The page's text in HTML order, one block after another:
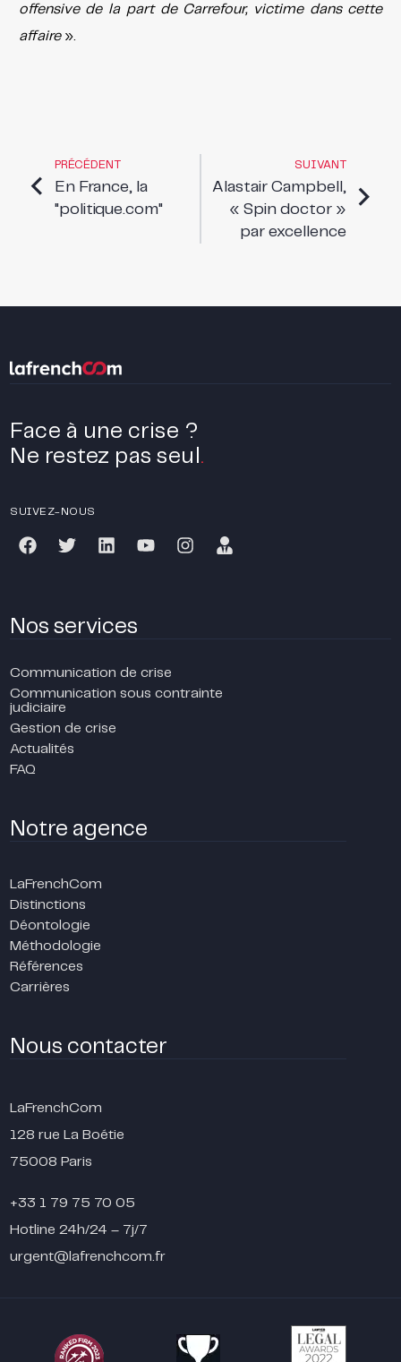
offensive de la part de Carrefour, victime dans cette
affaire».
PRÉCÉDENT
En France, la
"politique.com"
SUIVANT
Alastair Campbell,
« Spin doctor »
par excellence
Face à une crise ?
Ne restez pas seul .
SUIVEZ-NOUS
Nos services
Communication de crise
Communication sous contrainte
judiciaire
Gestion de crise
Actualités
FAQ
Notre agence
LaFrenchCom
Distinctions
Déontologie
Méthodologie
Références
Carrières
Nous contacter
LaFrenchCom
128 rue La Boétie
75008 Paris
+33 1 79 75 70 05
Hotline 24h/24 – 7j/7
urgent@lafrenchcom.fr